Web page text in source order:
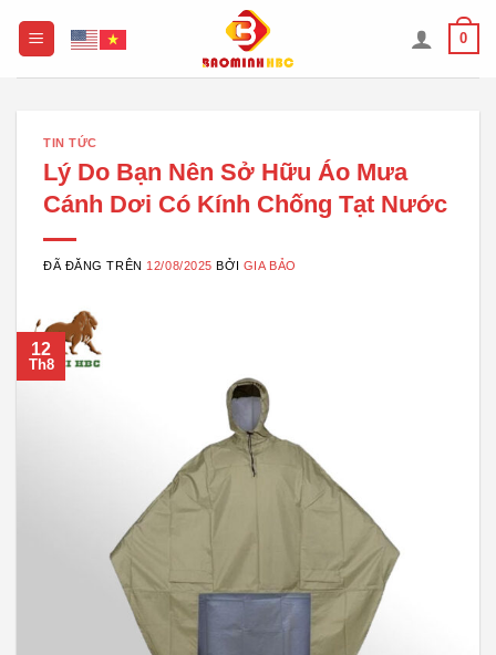
0
TIN TỨC
Lý Do Bạn Nên Sở Hữu Áo Mưa
Cánh Dơi Có Kính Chống Tạt Nước
ĐÃ ĐĂNG TRÊN 12/08/2025 BỞI GIA BẢO
12
Th8